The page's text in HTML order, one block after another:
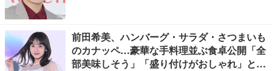
前田希美、ハンバーグ・サラダ・さつまいも
のカナッペ…豪華な手料理並ぶ食卓公開「全
部美味しそう」「盛り付けがおしゃれ」と絶